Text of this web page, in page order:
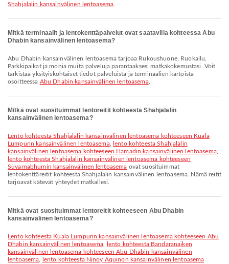
Shahjalalin kansainvälinen lentoasema
Mitkä terminaalit ja lentokenttäpalvelut ovat saatavilla kohteessa Abu
Dhabin kansainvälinen lentoasema?
Abu Dhabin kansainvälinen lentoasema tarjoaa Rukoushuone, Ruokailu,
Parkkipaikat ja monia muita palveluja parantaaksesi matkakokemustasi. Voit
tarkistaa yksityiskohtaiset tiedot palveluista ja terminaalien kartoista
osoitteessa Abu Dhabin kansainvälinen lentoasema.
Mitkä ovat suosituimmat lentoreitit kohteesta Shahjalalin
kansainvälinen lentoasema?
lento kohteesta Shahjalalin kansainvälinen lentoasema kohteeseen Kuala
Lumpurin kansainvälinen lentoasema,
lento kohteesta Shahjalalin
kansainvälinen lentoasema kohteeseen Hamadin kansainvälinen lentoasema,
lento kohteesta Shahjalalin kansainvälinen lentoasema kohteeseen
Suvarnabhumin kansainvälinen lentoasema ovat suosituimmat
lentokenttäreitit kohteesta Shahjalalin kansainvälinen lentoasema. Nämä reitit
tarjoavat kätevät yhteydet matkallesi.
Mitkä ovat suosituimmat lentoreitit kohteeseen Abu Dhabin
kansainvälinen lentoasema?
lento kohteesta Kuala Lumpurin kansainvälinen lentoasema kohteeseen Abu
Dhabin kansainvälinen lentoasema
lento kohteesta Bandaranaiken
kansainvälinen lentoasema kohteeseen Abu Dhabin kansainvälinen
lentoasema
lento kohteesta Ninoy Aquinon kansainvälinen lentoasema